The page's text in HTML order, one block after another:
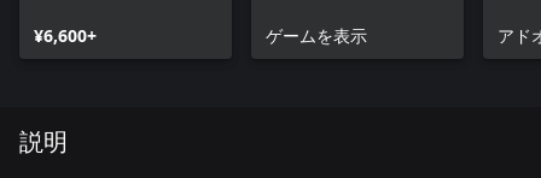
¥6,600+ ゲームを表示
ク
アド
説明